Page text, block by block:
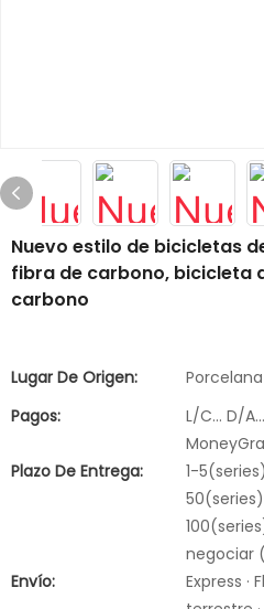
Nuevo estilo de bicicletas
fibra de carbono, bicicleta
carbono
Lugar De Origen:
Porcelana
Pagos:
L/C... D/
Plazo De Entrega:
1-
negociar
Envío:
Express ·